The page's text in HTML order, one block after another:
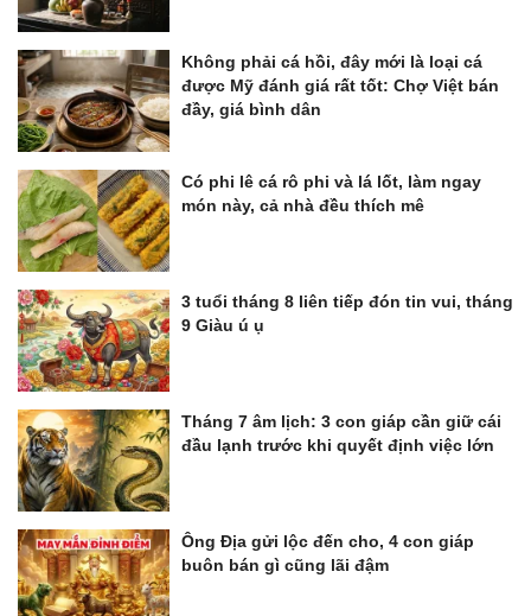
Không phải cá hồi, đây mới là loại cá
được Mỹ đánh giá rất tốt: Chợ Việt bán
đầy, giá bình dân
Có phi lê cá rô phi và lá lốt, làm ngay
món này, cả nhà đều thích mê
3 tuổi tháng 8 liên tiếp đón tin vui, tháng
9 Giàu ú ụ
Tháng 7 âm lịch: 3 con giáp cần giữ cái
đầu lạnh trước khi quyết định việc lớn
Ông Địa gửi lộc đến cho, 4 con giáp
buôn bán gì cũng lãi đậm